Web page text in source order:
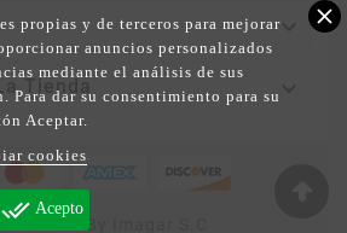

Tienda 
close
propias y de terceros para mejorar
anuncios personalizados
mediante el análisis de sus
Para dar su consentimiento para su
Aceptar.
cookies
done_all Acepto
Powered By Imagar S.C